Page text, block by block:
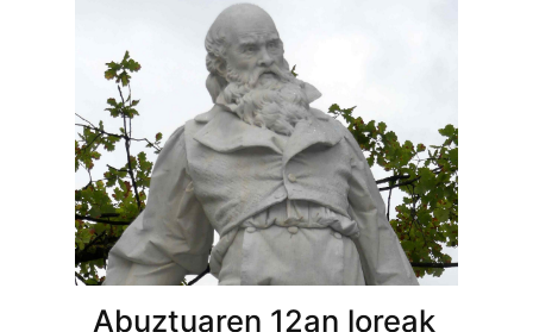
Abuztuaren 12an loreak